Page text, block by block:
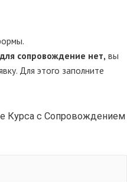
сопровождение нет, вы
Для этого заполните
Курса с Сопровождением